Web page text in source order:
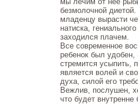
безмолочной
младенцу вырасти
натиска,
заходился плачем.
Все современное
ребенок был
стремится усыпить,
является волей и
духа, силой его
Вежлив, послушен,
что будет